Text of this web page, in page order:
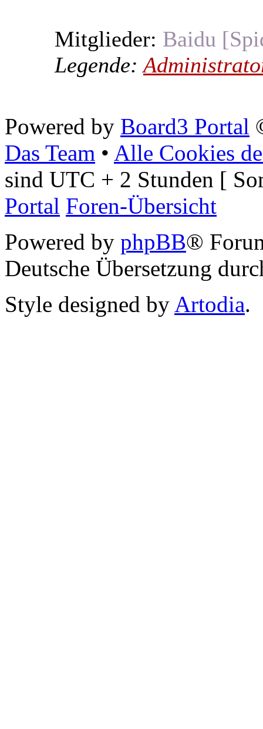
Mitglieder: Baidu
Legende:
Powered by Board3 Portal
Das Team • Alle Cookies
sind UTC + 2 Stunden [
Portal Foren-Übersicht
Powered by phpBB®
Deutsche Übersetzung
Style designed by Artodia.